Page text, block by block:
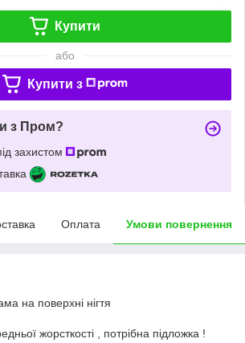
Купити
або
Купити з
з Пром?
захистом
Оплата Умови повернення
на поверхні нігтя
жорсткості , потрібна підложка !